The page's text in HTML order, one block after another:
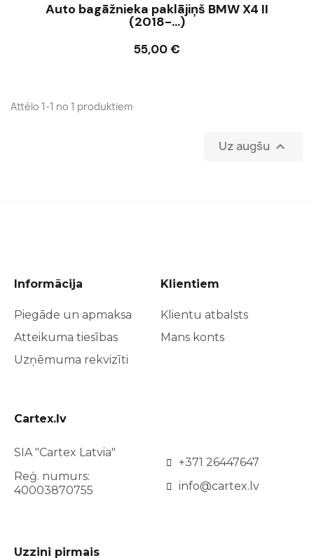
Auto bagāžnieka paklājiņš BMW X4 II
(2018-...)
55,00 €
Ielikt grozā
Attēlo 1-1 no 1 produktiem
Uz augšu 
Informācija
Piegāde un apmaksa
Atteikuma tiesības
Uzņēmuma rekvizīti
Klientiem
Klientu atbalsts
Mans konts
Cartex.lv
SIA "Cartex Latvia"
Reģ. numurs:
40003870755
+371 26447647
info@cartex.lv
Uzzini pirmais